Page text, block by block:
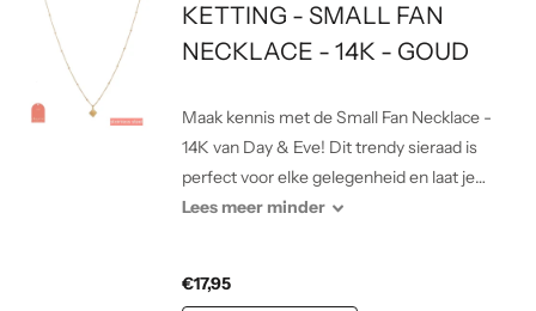
KETTING - SMALL FAN
NECKLACE - 14K - GOUD
Maak kennis met de Small Fan Necklace -
14K van Day & Eve! Dit trendy sieraad is
perfect voor elke gelegenheid en laat je
stralen. Gemaakt van hoogwaardige
Hoogwaardige kwaliteit: Gemaakt van 14K
Lees meer minder
€17,95